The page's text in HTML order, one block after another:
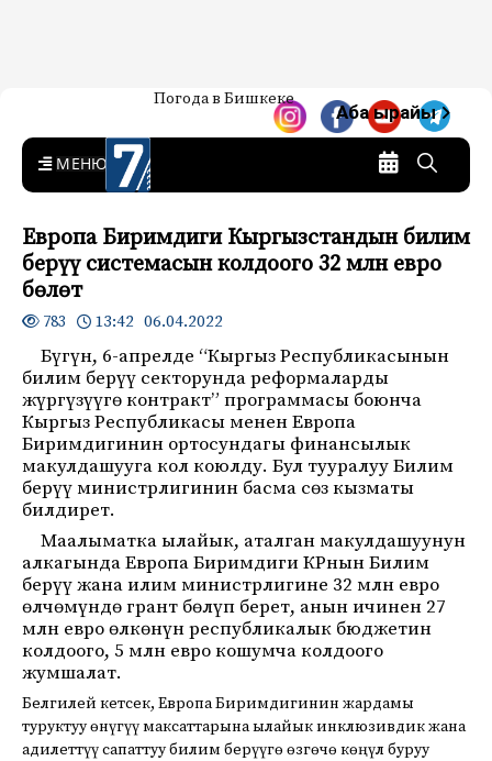
7-канал. Жаңылыктар —
Кыргызстан
Жаңылыктар — Кыргызстан
Погода в Бишкеке
Аба ырайы
MENU
Европа Биримдиги Кыргызстандын билим
берүү системасын колдоого 32 млн евро
бөлөт
783 13:42 06.04.2022
Бүгүн, 6-апрелде “Кыргыз Республикасынын
билим берүү секторунда реформаларды
жүргүзүүгө контракт” программасы боюнча
Кыргыз Республикасы менен Европа
Биримдигинин ортосундагы финансылык
макулдашууга кол коюлду. Бул тууралуу Билим
берүү министрлигинин басма сөз кызматы
билдирет.
Маалыматка ылайык, аталган макулдашуунун
алкагында Европа Биримдиги КРнын Билим
берүү жана илим министрлигине 32 млн евро
өлчөмүндө грант бөлүп берет, анын ичинен 27
млн евро өлкөнүн республикалык бюджетин
колдоого, 5 млн евро кошумча колдоого
жумшалат.
Белгилей кетсек, Европа Биримдигинин жардамы
туруктуу өнүгүү максаттарына ылайык инклюзивдик жана
адилеттүү сапаттуу билим берүүгө өзгөчө көңүл буруу